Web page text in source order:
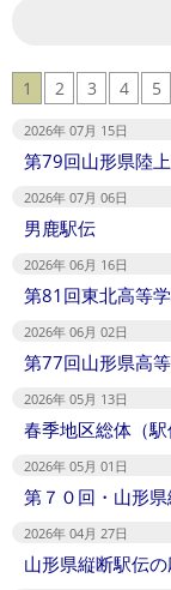
1 2 3 4 5
2026年 07月 15日
第79回山形県陸
2026年 07月 06日
男鹿駅伝
2026年 06月 16日
第81回東北高等
2026年 06月 02日
第77回山形県高
2026年 05月 13日
春季地区総体（駅
2026年 05月 01日
第７０回・山形
2026年 04月 27日
山形県縦断駅伝